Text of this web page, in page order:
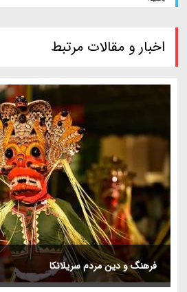
اخبار و مقالات مرتبط
فرهنگ و دین مردم سریلانکا